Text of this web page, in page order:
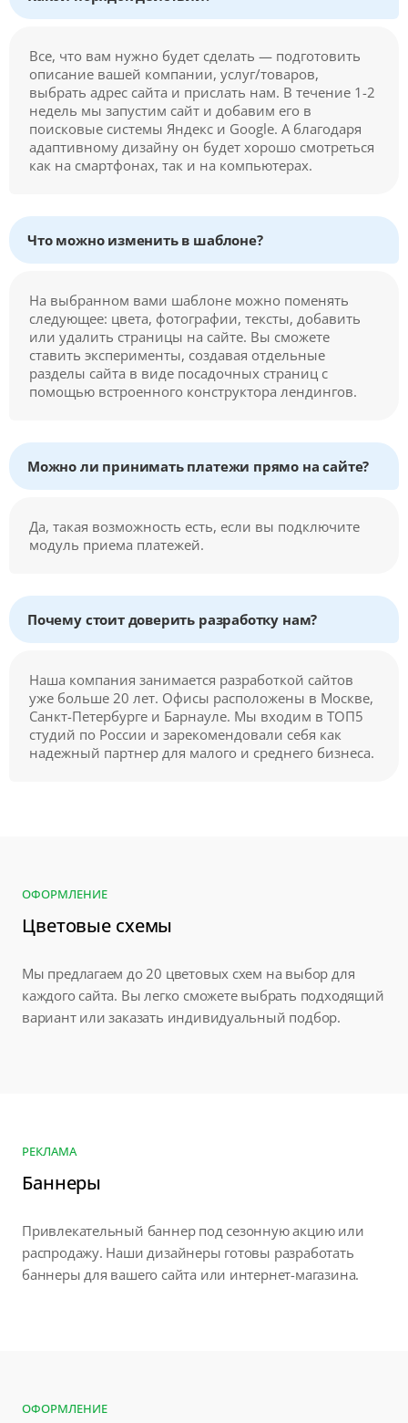
Все, что вам нужно будет сделать — подготовить
описание вашей компании, услуг/товаров,
выбрать адрес сайта и прислать нам. В течение 1-2
недель мы запустим сайт и добавим его в
поисковые системы Яндекс и Google. А благодаря
адаптивному дизайну он будет хорошо смотреться
как на смартфонах, так и на компьютерах.
Что можно изменить в шаблоне?
На выбранном вами шаблоне можно поменять
следующее: цвета, фотографии, тексты, добавить
или удалить страницы на сайте. Вы сможете
ставить эксперименты, создавая отдельные
разделы сайта в виде посадочных страниц с
помощью встроенного конструктора лендингов.
Можно ли принимать платежи прямо на сайте?
Да, такая возможность есть, если вы подключите
модуль приема платежей.
Почему стоит доверить разработку нам?
Наша компания занимается разработкой сайтов
уже больше 20 лет. Офисы расположены в Москве,
Санкт-Петербурге и Барнауле. Мы входим в ТОП5
студий по России и зарекомендовали себя как
надежный партнер для малого и среднего бизнеса.
ОФОРМЛЕНИЕ
Цветовые схемы
Мы предлагаем до 20 цветовых схем на выбор для
каждого сайта. Вы легко сможете выбрать подходящий
вариант или заказать индивидуальный подбор.
РЕКЛАМА
Баннеры
Привлекательный баннер под сезонную акцию или
распродажу. Наши дизайнеры готовы разработать
баннеры для вашего сайта или интернет-магазина.
ОФОРМЛЕНИЕ